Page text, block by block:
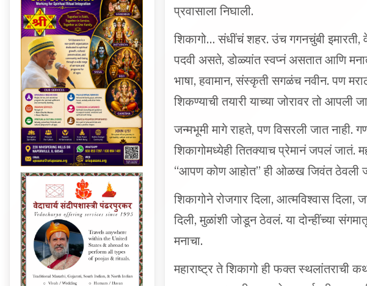
पदवी असते, डोळ्यांत स्वप्नं असतात आणि
भाषा, हवामान, संस्कृती सगळंच नवीन. पण
शिकण्याची तयारी याच्या जोरावर तो आपली
शिकागोमध्येही तितक्याच प्रेमानं जपलं जातं.
“आपण कोण आहोत” ही ओळख जिवंत ठेवली
दिली, मुळांशी जोडून ठेवलं. या दोन्हींच्या
मनाचा.
वाटचाल. जन्मभूमी मनात ठेवून कर्मभूमीत